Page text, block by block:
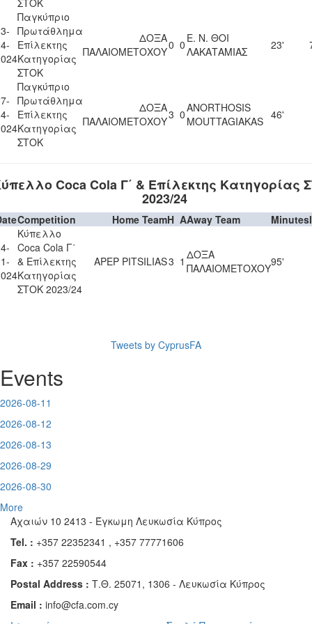
Παγκύπριο
Πρωτάθλημα
Επίλεκτης
Κατηγορίας
ΣΤΟΚ
ΔΟΞΑ
ΠΑΛΑΙΟΜΕΤΟΧΟΥ0 0 Ε. Ν. ΘΟΙ
ΛΑΚΑΤΑΜΙΑΣ
23'
Παγκύπριο
Πρωτάθλημα
Επίλεκτης
Κατηγορίας
ΣΤΟΚ
ΔΟΞΑ
ΠΑΛΑΙΟΜΕΤΟΧΟΥ3 0ANORTHOSIS
MOUTTAGIAKAS 46'
Coca Cola Γ΄ & Επίλεκτης Κατηγορίας
2023/24
Competition Home TeamH AAway Team Minutes
Κύπελλο
Coca Cola Γ΄
& Επίλεκτης
Κατηγορίας
ΣΤΟΚ 2023/24
APEP PITSILIAS3 1 ΔΟΞΑ
ΠΑΛΑΙΟΜΕΤΟΧΟΥ95'
Tweets by CyprusFA
Events
2026-08-11
2026-08-12
2026-08-13
2026-08-29
2026-08-30
More
Αχαιών 10 2413 - Έγκωμη Λευκωσία Κύπρος
Tel. : +357 22352341 , +357 77771606
Fax : +357 22590544
Postal Address : Τ.Θ. 25071, 1306 - Λευκωσία Κύπρος
Email : info@cfa.com.cy